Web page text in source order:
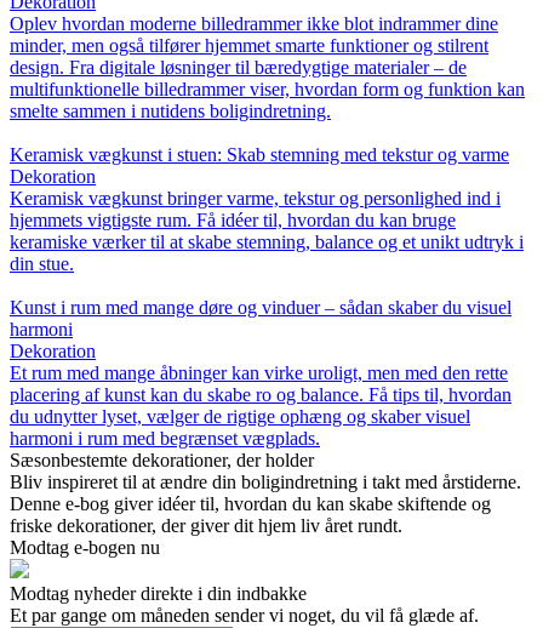
Oplev hvordan moderne billedrammer ikke blot indrammer dine
minder, men også tilfører hjemmet smarte funktioner og stilrent
design. Fra digitale løsninger til bæredygtige materialer – de
multifunktionelle billedrammer viser, hvordan form og funktion kan
smelte sammen i nutidens boligindretning.
Keramisk vægkunst i stuen: Skab stemning med tekstur og varme
Dekoration
Keramisk vægkunst bringer varme, tekstur og personlighed ind i
hjemmets vigtigste rum. Få idéer til, hvordan du kan bruge
keramiske værker til at skabe stemning, balance og et unikt udtryk i
din stue.
Kunst i rum med mange døre og vinduer – sådan skaber du visuel
harmoni
Dekoration
Et rum med mange åbninger kan virke uroligt, men med den rette
placering af kunst kan du skabe ro og balance. Få tips til, hvordan
du udnytter lyset, vælger de rigtige ophæng og skaber visuel
harmoni i rum med begrænset vægplads.
Sæsonbestemte dekorationer, der holder
Bliv inspireret til at ændre din boligindretning i takt med årstiderne.
Denne e-bog giver idéer til, hvordan du kan skabe skiftende og
friske dekorationer, der giver dit hjem liv året rundt.
Modtag e-bogen nu
Modtag nyheder direkte i din indbakke
Et par gange om måneden sender vi noget, du vil få glæde af.